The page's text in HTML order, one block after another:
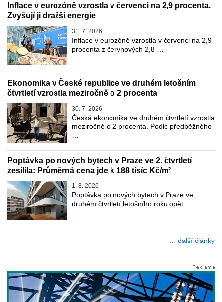
Inflace v eurozóně vzrostla v červenci na 2,9 procenta.
Zvyšují ji dražší energie
31. 7. 2026
Inflace v eurozóně vzrostla v červenci na 2,9
procenta z červnových 2,8 …
Ekonomika v České republice ve druhém letošním
čtvrtletí vzrostla meziročně o 2 procenta
30. 7. 2026
Česká ekonomika ve druhém čtvrtletí vzrostla
meziročně o 2 procenta. Podle předběžného
…
Poptávka po nových bytech v Praze ve 2. čtvrtletí
zesílila: Průměrná cena jde k 188 tisíc Kč/m²
1. 8. 2026
Poptávka po nových bytech v Praze ve
druhém čtvrtletí letošního roku opět …
... další články